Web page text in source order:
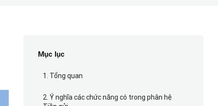
Mục lục
1. Tổng quan
2. Ý nghĩa các chức năng có trong phân hệ